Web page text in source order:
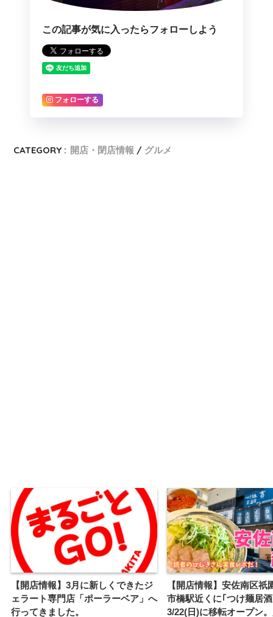
この記事が気に入ったらフォローしよう
フォローする
CATEGORY : 開店・閉店情報 グルメ
【開店情報】3月に新しくできたジ
ェラート専門店「ポーラーベア」へ
行ってきました。
【開店情報】安佐南区祇
市橋駅近くに｢つけ麺居
3/22(日)に移転オープン